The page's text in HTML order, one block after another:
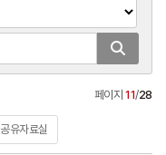
페이지 11/28
공유자료실